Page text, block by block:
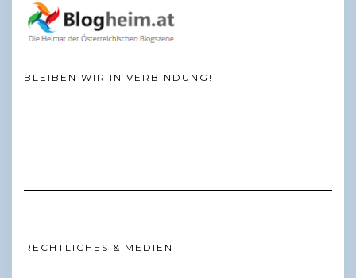
BLEIBEN WIR IN VERBINDUNG!
RECHTLICHES & MEDIEN